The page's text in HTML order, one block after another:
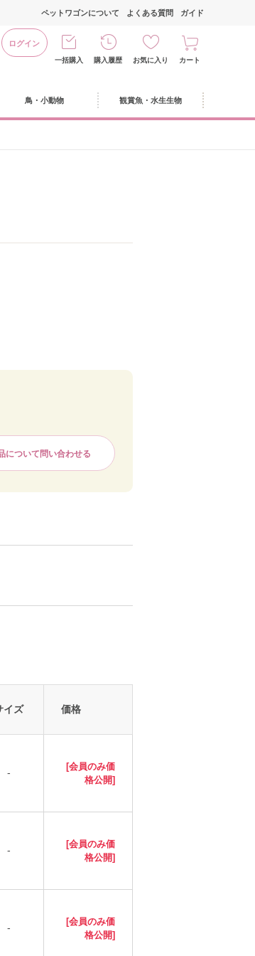
ログイン
ペットワゴンについて よくある質問 ガイド
一括購入 購入履歴 お気に入り カート
鳥・小動物 観賞魚・水生生物
について問い合わせる
イズ 価格
-
[会員のみ価
格公開]
-
[会員のみ価
格公開]
-
[会員のみ価
格公開]